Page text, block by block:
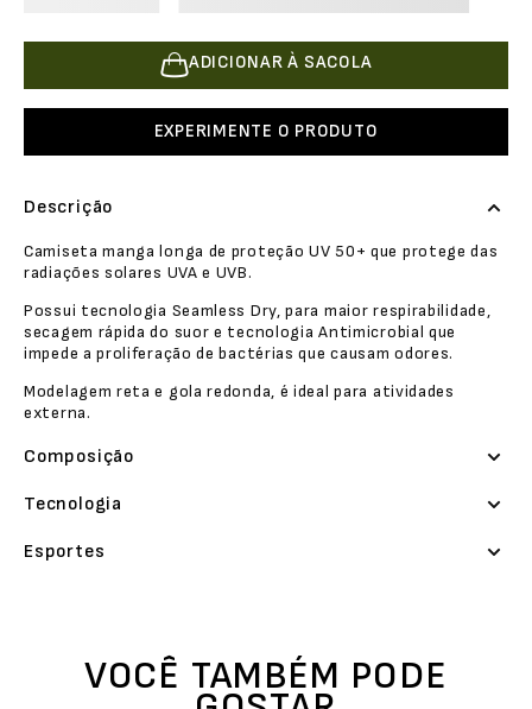
ADICIONAR À SACOLA
EXPERIMENTE O PRODUTO
Descrição
Camiseta manga longa de proteção UV 50+ que protege das
radiações solares UVA e UVB.
Possui tecnologia Seamless Dry, para maior respirabilidade,
secagem rápida do suor e tecnologia Antimicrobial que
impede a proliferação de bactérias que causam odores.
Modelagem reta e gola redonda, é ideal para atividades
externa.
Composição
Tecnologia
Esportes
VOCÊ TAMBÉM PODE